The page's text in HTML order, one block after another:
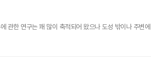
관한 연구는 꽤 많이 축적되어 왔으나 도성 밖이나 주변